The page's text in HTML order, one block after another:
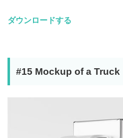
ダウンロードする
#15 Mockup of a Truck